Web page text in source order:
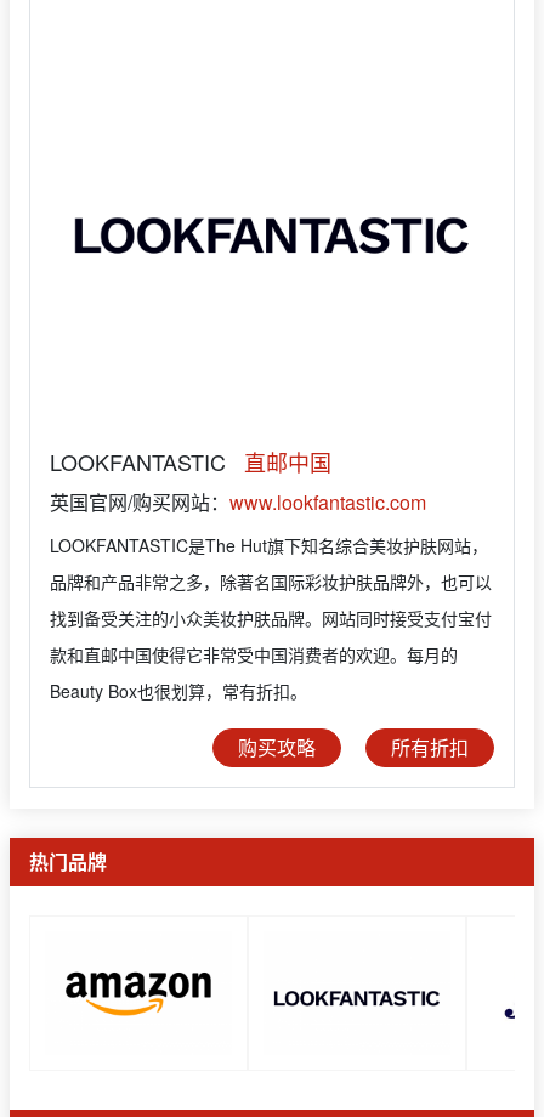
LOOKFANTASTIC 直邮中国
英国官网/购买网站： www.lookfantastic.com
LOOKFANTASTIC是The Hut旗下知名综合美妆护肤网站，
品牌和产品非常之多，除著名国际彩妆护肤品牌外，也可以
找到备受关注的小众美妆护肤品牌。网站同时接受支付宝付
款和直邮中国使得它非常受中国消费者的欢迎。每月的
Beauty Box也很划算，常有折扣。
购买攻略 所有折扣
热门品牌